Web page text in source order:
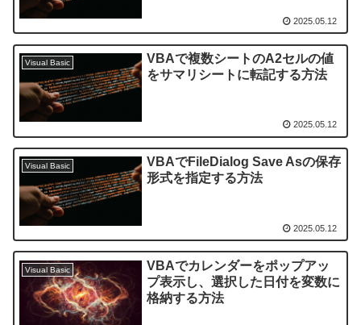
2025.05.12
Visual Basic
VBAで複数シートのA2セルの値
をサマリシートに転記する方法
2025.05.12
Visual Basic
VBAでFileDialog Save Asの保存
形式を指定する方法
2025.05.12
Visual Basic
VBAでカレンダーをポップアッ
プ表示し、選択した日付を変数に
格納する方法